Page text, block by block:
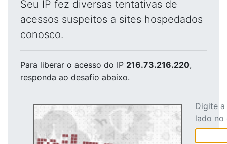
Seu IP fez diversas tentativas de
acessos suspeitos a sites hospedados
conosco.
Para liberar o acesso do IP 216.73.216.220,
responda ao desafio abaixo.
Digite
lado no